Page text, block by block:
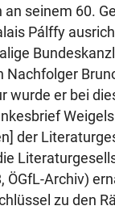
an seinem 60.
Pálffy
Nachfolger
wurde er bei
der
ÖGfL-Archiv)
zu den